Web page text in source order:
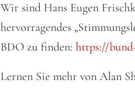
Wir sind Hans Eugen
hervorragendes
BDO zu finden: https://
Lernen Sie mehr von Alan